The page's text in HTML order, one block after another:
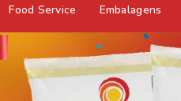
Food Service Embalagens